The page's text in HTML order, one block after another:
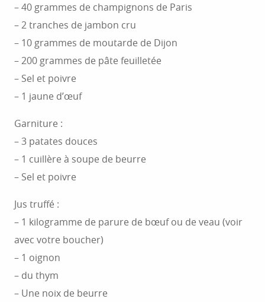
– 40 grammes de champignons de Paris
– 2 tranches de jambon cru
– 10 grammes de moutarde de Dijon
– 200 grammes de pâte feuilletée
– Sel et poivre
– 1 jaune d’œuf
Garniture :
– 3 patates douces
– 1 cuillère à soupe de beurre
– Sel et poivre
Jus truffé :
– 1 kilogramme de parure de bœuf ou de veau (voir
avec votre boucher)
– 1 oignon
– du thym
– Une noix de beurre